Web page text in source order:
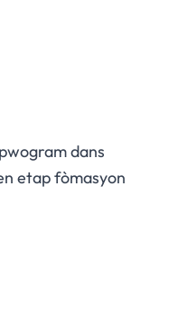
dans
etap fòmasyon